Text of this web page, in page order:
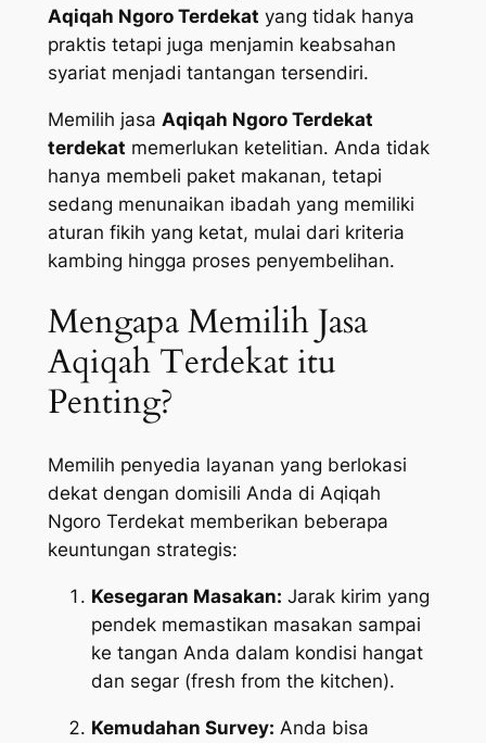
Aqiqah Ngoro Terdekat yang tidak hanya
praktis tetapi juga menjamin keabsahan
syariat menjadi tantangan tersendiri.
Memilih jasa Aqiqah Ngoro Terdekat
terdekat memerlukan ketelitian. Anda tidak
hanya membeli paket makanan, tetapi
sedang menunaikan ibadah yang memiliki
aturan fikih yang ketat, mulai dari kriteria
kambing hingga proses penyembelihan.
Mengapa Memilih Jasa
Aqiqah Terdekat itu
Penting?
Memilih penyedia layanan yang berlokasi
dekat dengan domisili Anda di Aqiqah
Ngoro Terdekat memberikan beberapa
keuntungan strategis:
Kesegaran Masakan: Jarak kirim yang
pendek memastikan masakan sampai
ke tangan Anda dalam kondisi hangat
dan segar (fresh from the kitchen).
Kemudahan Survey: Anda bisa